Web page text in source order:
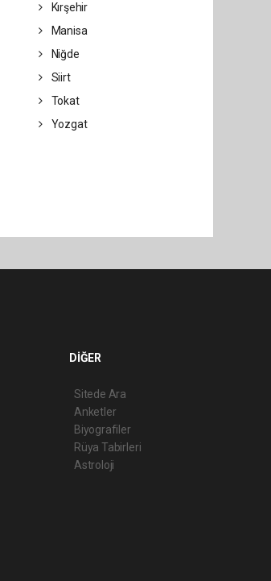
Kırşehir
Manisa
Niğde
Siirt
Tokat
Yozgat
DİĞER
Sitede Ara
Anketler
Biyografiler
Rüya Tabirleri
Astroloji